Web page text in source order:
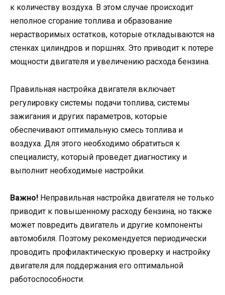
к количеству воздуха. В этом случае происходит
неполное сгорание топлива и образование
нерастворимых остатков, которые откладываются на
стенках цилиндров и поршнях. Это приводит к потере
мощности двигателя и увеличению расхода бензина.
Правильная настройка двигателя включает
регулировку системы подачи топлива, системы
зажигания и других параметров, которые
обеспечивают оптимальную смесь топлива и
воздуха. Для этого необходимо обратиться к
специалисту, который проведет диагностику и
выполнит необходимые настройки.
Важно! Неправильная настройка двигателя не только
приводит к повышенному расходу бензина, но также
может повредить двигатель и другие компоненты
автомобиля. Поэтому рекомендуется периодически
проводить профилактическую проверку и настройку
двигателя для поддержания его оптимальной
работоспособности.